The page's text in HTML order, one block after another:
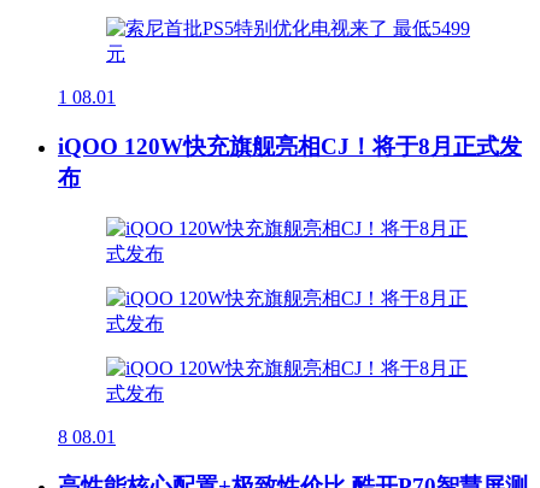
1 08.01
iQOO 120W快充旗舰亮相CJ！将于8月正式发
布
8 08.01